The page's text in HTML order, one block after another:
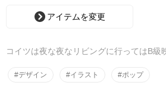
アイテムを変更
コイツは夜な夜なリビングに行ってはB級
#デザイン #イラスト #ポップ